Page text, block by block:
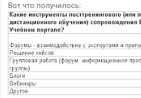
Вот что получилось: